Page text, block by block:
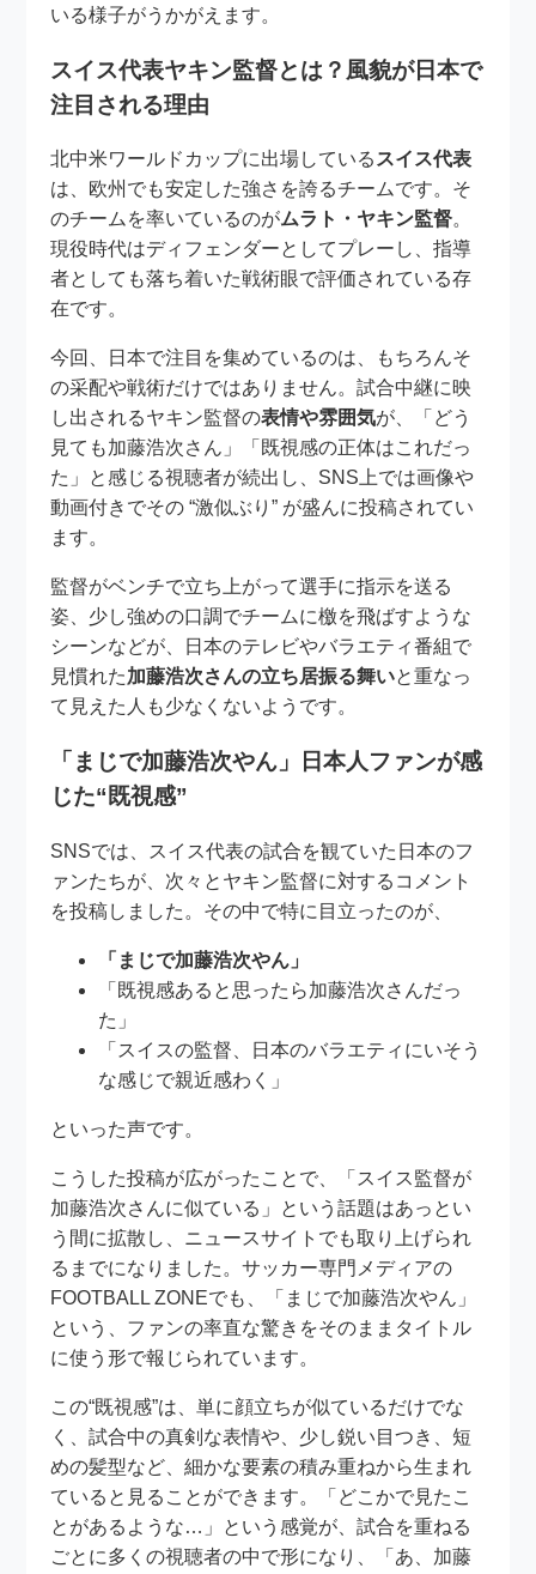
いる様子がうかがえます。
スイス代表ヤキン監督とは？風貌が日本で
注目される理由
北中米ワールドカップに出場しているスイス代表
は、欧州でも安定した強さを誇るチームです。そ
のチームを率いているのがムラト・ヤキン監督。
現役時代はディフェンダーとしてプレーし、指導
者としても落ち着いた戦術眼で評価されている存
在です。
今回、日本で注目を集めているのは、もちろんそ
の采配や戦術だけではありません。試合中継に映
し出されるヤキン監督の表情や雰囲気が、「どう
見ても加藤浩次さん」「既視感の正体はこれだっ
た」と感じる視聴者が続出し、SNS上では画像や
動画付きでその “激似ぶり” が盛んに投稿されてい
ます。
監督がベンチで立ち上がって選手に指示を送る
姿、少し強めの口調でチームに檄を飛ばすような
シーンなどが、日本のテレビやバラエティ番組で
見慣れた加藤浩次さんの立ち居振る舞いと重なっ
て見えた人も少なくないようです。
「まじで加藤浩次やん」日本人ファンが感
じた“既視感”
SNSでは、スイス代表の試合を観ていた日本のフ
ァンたちが、次々とヤキン監督に対するコメント
を投稿しました。その中で特に目立ったのが、
「まじで加藤浩次やん」
「既視感あると思ったら加藤浩次さんだっ
た」
「スイスの監督、日本のバラエティにいそう
な感じで親近感わく」
といった声です。
こうした投稿が広がったことで、「スイス監督が
加藤浩次さんに似ている」という話題はあっとい
う間に拡散し、ニュースサイトでも取り上げられ
るまでになりました。サッカー専門メディアの
FOOTBALL ZONEでも、「まじで加藤浩次やん」
という、ファンの率直な驚きをそのままタイトル
に使う形で報じられています。
この“既視感”は、単に顔立ちが似ているだけでな
く、試合中の真剣な表情や、少し鋭い目つき、短
めの髪型など、細かな要素の積み重ねから生まれ
ていると見ることができます。「どこかで見たこ
とがあるような…」という感覚が、試合を重ねる
ごとに多くの視聴者の中で形になり、「あ、加藤